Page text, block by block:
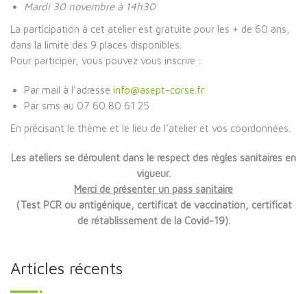
Mardi 30 novembre à 14h30
La participation à cet atelier est gratuite pour les + de 60 ans,
dans la limite des 9 places disponibles.
Pour participer, vous pouvez vous inscrire :
Par mail à l’adresse info@asept-corse.fr
Par sms au 07 60 80 61 25
En précisant le thème et le lieu de l’atelier et vos coordonnées.
Les ateliers se déroulent dans le respect des règles sanitaires en
vigueur.
Merci de présenter un pass sanitaire
(Test PCR ou antigénique, certificat de vaccination, certificat
de rétablissement de la Covid-19).
Articles récents